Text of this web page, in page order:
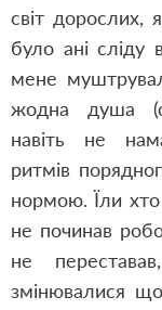
світ дорослих,
було ані сліду
мене
жодна душа
навіть не
ритмів
нормою. Їли
не починав
не
змінювалися